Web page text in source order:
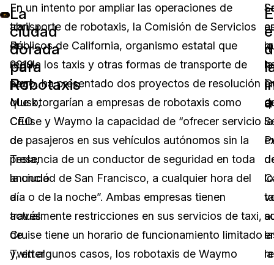
La
ciudad
dorada
para
Robotaxis
En
abril
de
2019,
Elon
Musk,
CEO
de
Tesla,
anunció
a
través
de
Twitter
En un intento por ampliar las operaciones de
transporte de robotaxis, la Comisión de Servicios
Públicos de California, organismo estatal que
regula los taxis y otras formas de transporte de
pago, ha presentado dos proyectos de resolución
que otorgarían a empresas de robotaxis como
Cruise y Waymo la capacidad de “ofrecer servicio
de pasajeros en sus vehículos autónomos sin la
presencia de un conductor de seguridad en toda
la ciudad de San Francisco, a cualquier hora del
día o de la noche”. Ambas empresas tienen
actualmente restricciones en sus servicios de taxi,
Cruise tiene un horario de funcionamiento limitado
y, en algunos casos, los robotaxis de Waymo
la
la
la